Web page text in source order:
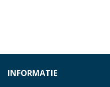
INFORMATIE